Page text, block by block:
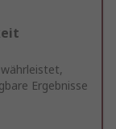
Ergebnisse